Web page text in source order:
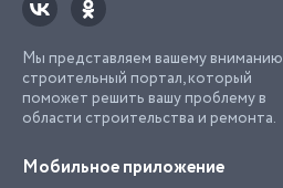
Мы представляем вашему вниманию
строительный портал, который
поможет решить вашу проблему в
области строительства и ремонта.
Мобильное приложение